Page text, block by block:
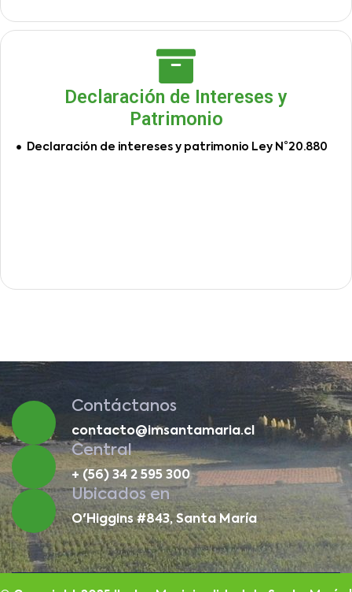
Declaración de Intereses y
Patrimonio
Declaración de intereses y patrimonio Ley N°20.880
Contáctanos
contacto@imsantamaria.cl
Central
+ (56) 34 2 595 300
Ubicados en
O'Higgins #843, Santa María